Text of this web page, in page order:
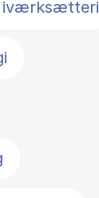
iværksætteri